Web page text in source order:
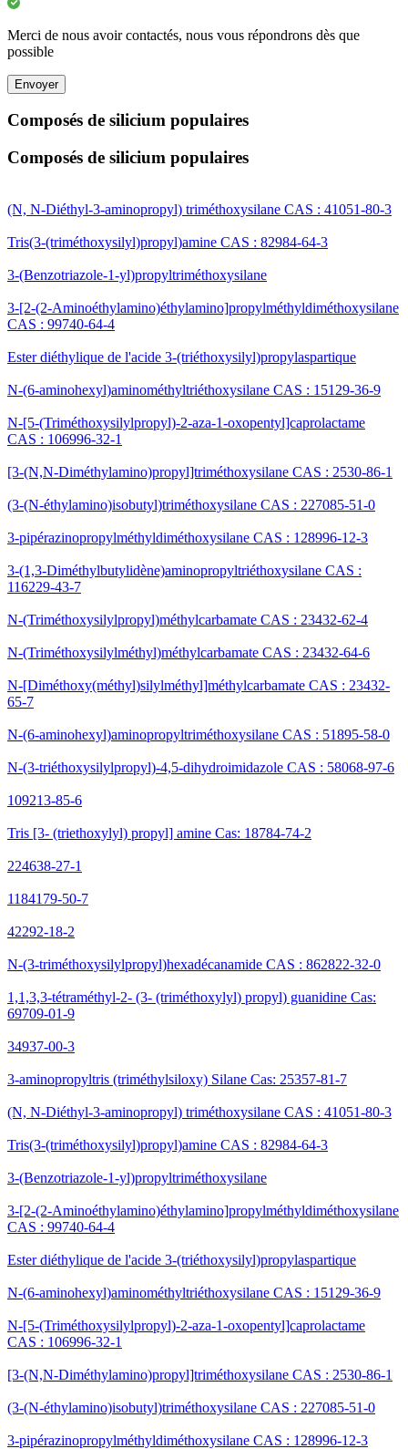
Merci de nous avoir contactés, nous vous répondrons dès que
possible
Envoyer
Composés de silicium populaires
Composés de silicium populaires
(N, N-Diéthyl-3-aminopropyl) triméthoxysilane CAS : 41051-80-3
Tris(3-(triméthoxysilyl)propyl)amine CAS : 82984-64-3
3-(Benzotriazole-1-yl)propyltriméthoxysilane
3-[2-(2-Aminoéthylamino)éthylamino]propylméthyldiméthoxysilane
CAS : 99740-64-4
Ester diéthylique de l'acide 3-(triéthoxysilyl)propylaspartique
N-(6-aminohexyl)aminométhyltriéthoxysilane CAS : 15129-36-9
N-[5-(Triméthoxysilylpropyl)-2-aza-1-oxopentyl]caprolactame
CAS : 106996-32-1
[3-(N,N-Diméthylamino)propyl]triméthoxysilane CAS : 2530-86-1
(3-(N-éthylamino)isobutyl)triméthoxysilane CAS : 227085-51-0
3-pipérazinopropylméthyldiméthoxysilane CAS : 128996-12-3
3-(1,3-Diméthylbutylidène)aminopropyltriéthoxysilane CAS :
116229-43-7
N-(Triméthoxysilylpropyl)méthylcarbamate CAS : 23432-62-4
N-(Triméthoxysilylméthyl)méthylcarbamate CAS : 23432-64-6
N-[Diméthoxy(méthyl)silylméthyl]méthylcarbamate CAS : 23432-
65-7
N-(6-aminohexyl)aminopropyltriméthoxysilane CAS : 51895-58-0
N-(3-triéthoxysilylpropyl)-4,5-dihydroimidazole CAS : 58068-97-6
109213-85-6
Tris [3- (triethoxylyl) propyl] amine Cas: 18784-74-2
224638-27-1
1184179-50-7
42292-18-2
N-(3-triméthoxysilylpropyl)hexadécanamide CAS : 862822-32-0
1,1,3,3-tétraméthyl-2- (3- (triméthoxylyl) propyl) guanidine Cas:
69709-01-9
34937-00-3
3-aminopropyltris (triméthylsiloxy) Silane Cas: 25357-81-7
(N, N-Diéthyl-3-aminopropyl) triméthoxysilane CAS : 41051-80-3
Tris(3-(triméthoxysilyl)propyl)amine CAS : 82984-64-3
3-(Benzotriazole-1-yl)propyltriméthoxysilane
3-[2-(2-Aminoéthylamino)éthylamino]propylméthyldiméthoxysilane
CAS : 99740-64-4
Ester diéthylique de l'acide 3-(triéthoxysilyl)propylaspartique
N-(6-aminohexyl)aminométhyltriéthoxysilane CAS : 15129-36-9
N-[5-(Triméthoxysilylpropyl)-2-aza-1-oxopentyl]caprolactame
CAS : 106996-32-1
[3-(N,N-Diméthylamino)propyl]triméthoxysilane CAS : 2530-86-1
(3-(N-éthylamino)isobutyl)triméthoxysilane CAS : 227085-51-0
3-pipérazinopropylméthyldiméthoxysilane CAS : 128996-12-3